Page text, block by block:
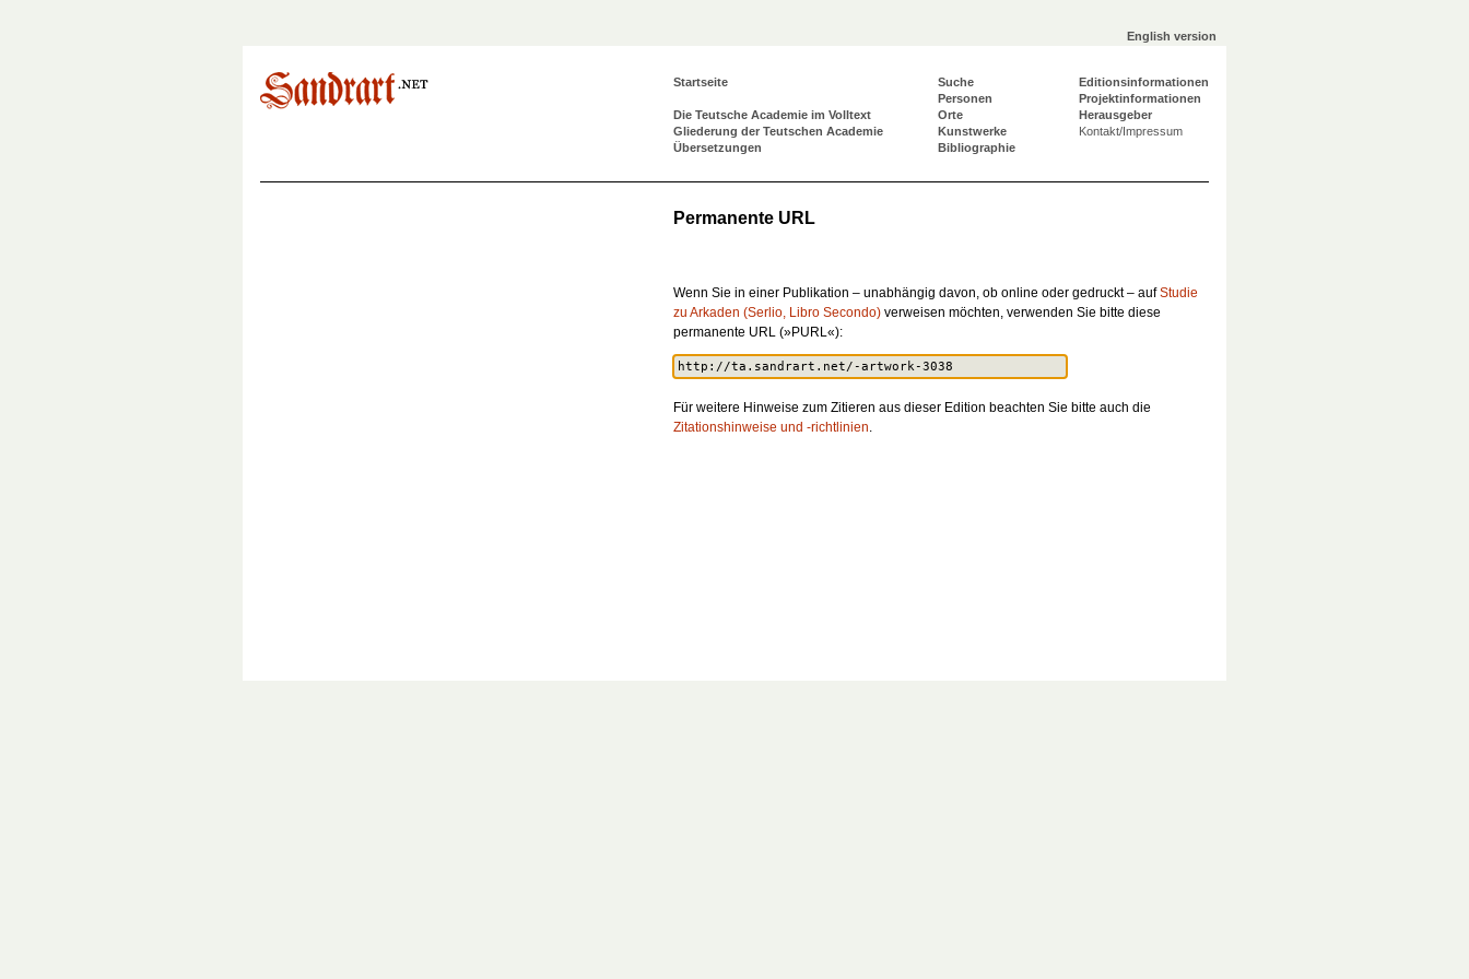
English version
Startseite
Die Teutsche Academie im Volltext
Gliederung der Teutschen Academie
Übersetzungen
Suche
Personen
Orte
Kunstwerke
Bibliographie
Editionsinformationen
Projektinformationen
Herausgeber
Kontakt/Impressum
Permanente URL
Wenn Sie in einer Publikation – unabhängig davon, ob online oder gedruckt – aufStudie
zu Arkaden (Serlio, Libro Secondo) verweisen möchten, verwenden Sie bitte diese
permanente URL (»PURL«):
Für weitere Hinweise zum Zitieren aus dieser Edition beachten Sie bitte auch die
Zitationshinweise und -richtlinien